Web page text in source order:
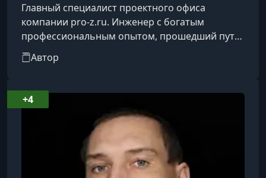
Главный специалист проектного офиса
компании pro-z.ru. Инженер с богатым
профессиональным опытом, прошедший путь
от инженера 3-й категории до ведущего
специалиста проектного отдела.
Автор
+4